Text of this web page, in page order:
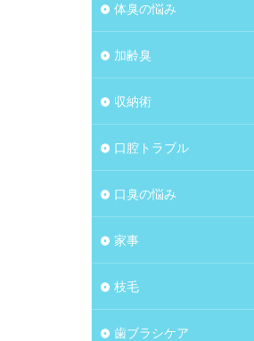
体臭の悩み
加齢臭
収納術
口腔トラブル
口臭の悩み
家事
枝毛
歯ブラシケア